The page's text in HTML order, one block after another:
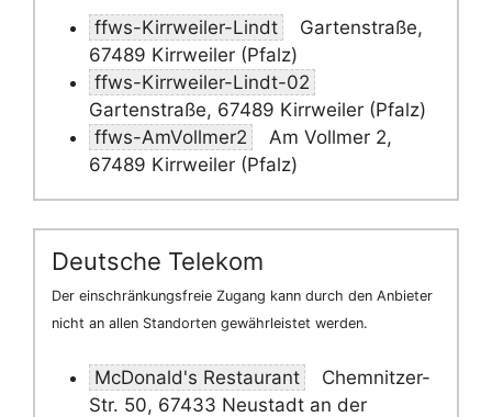
ffws-Kirrweiler-Lindt
Gartenstraße,
67489 Kirrweiler (Pfalz)
ffws-Kirrweiler-Lindt-02
Gartenstraße, 67489 Kirrweiler (Pfalz)
ffws-AmVollmer2
Am Vollmer 2,
67489 Kirrweiler (Pfalz)
Deutsche Telekom
Der einschränkungsfreie Zugang kann durch den Anbieter
nicht an allen Standorten gewährleistet werden.
McDonald's Restaurant
Chemnitzer-
Str. 50, 67433 Neustadt an der